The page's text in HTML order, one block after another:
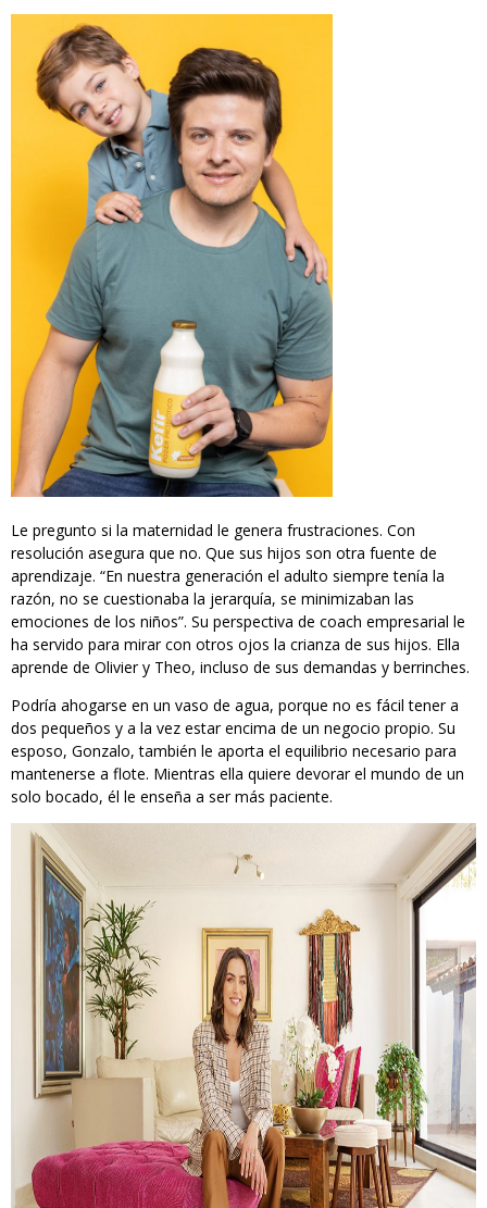
Le pregunto si la maternidad le genera frustraciones. Con
resolución asegura que no. Que sus hijos son otra fuente de
aprendizaje. “En nuestra generación el adulto siempre tenía la
razón, no se cuestionaba la jerarquía, se minimizaban las
emociones de los niños”. Su perspectiva de coach empresarial le
ha servido para mirar con otros ojos la crianza de sus hijos. Ella
aprende de Olivier y Theo, incluso de sus demandas y berrinches.
Podría ahogarse en un vaso de agua, porque no es fácil tener a
dos pequeños y a la vez estar encima de un negocio propio. Su
esposo, Gonzalo, también le aporta el equilibrio necesario para
mantenerse a flote. Mientras ella quiere devorar el mundo de un
solo bocado, él le enseña a ser más paciente.